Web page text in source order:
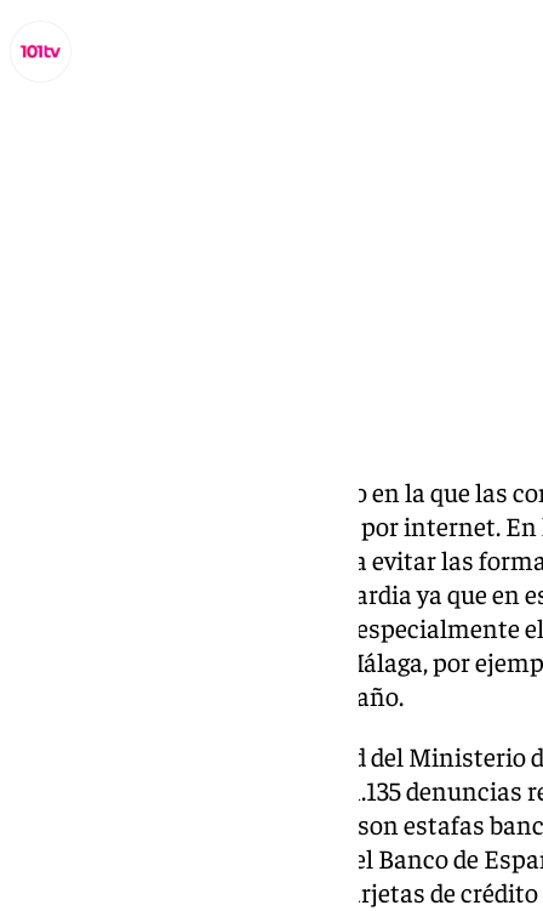
La Navidad es una época del año en la que las
forma presencial, sino también por internet.
que extremar precauciones para evitar las
internet no se puede bajar la guardia ya que en
, especialmente
advierte Adicae Andalucía. En Málaga, por
aumentado un 33% este último año.
El Informe de Cibercriminalidad del Ministerio
Andalucía se han presentado 81.135
informáticos, de los que 40.065 son estafas
reclamaciones presentadas en el Banco de
relacionadas con fraudes con tarjetas de